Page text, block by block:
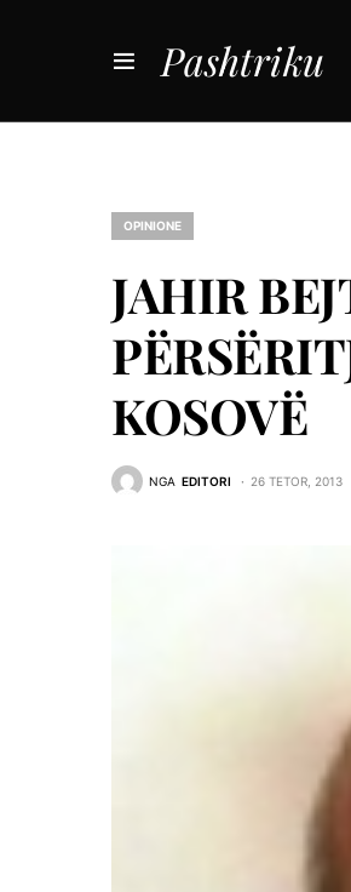
Pashtriku
OPINIONE
JAHIR
KOSOVË
NGA EDITORI 26 TETOR, 2013